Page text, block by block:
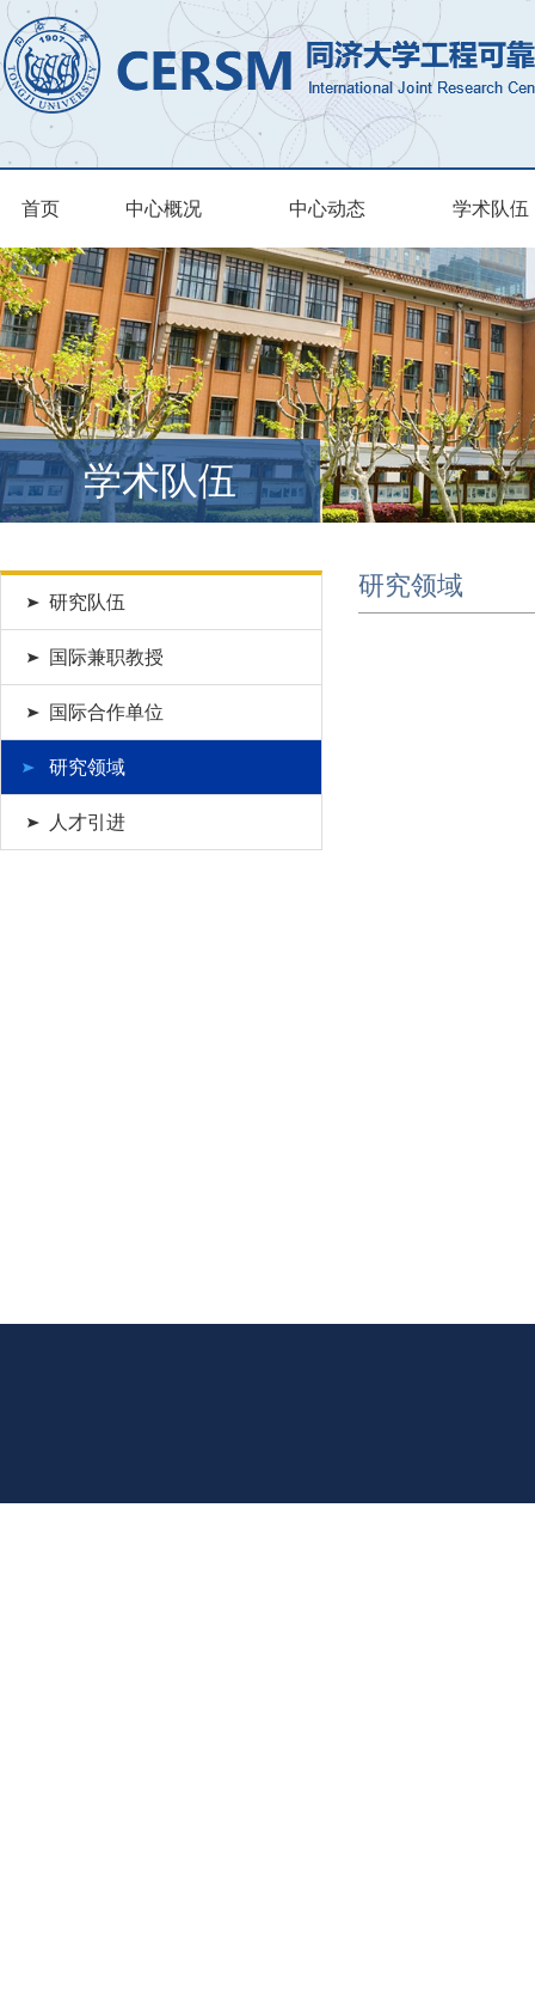
首页 中心概况 中心动态 学术队伍
学术队伍
研究队伍
国际兼职教授
国际合作单位
研究领域
人才引进
研究领域